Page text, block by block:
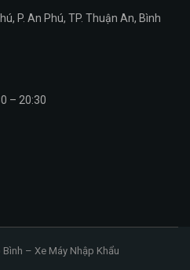
P. An Phú, TP. Thuận An, Bình
– 20:30
– Xe Máy Nhập Khẩu